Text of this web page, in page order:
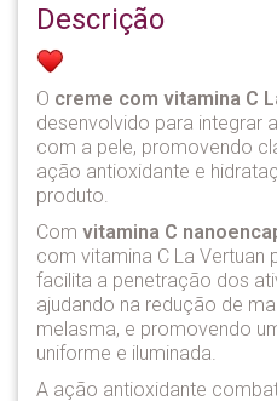
Descrição
O creme com vitamina C
desenvolvido para integrar
com a pele, promovendo
ação antioxidante e
produto.
Com vitamina C
com vitamina C La Vertuan
facilita a penetração dos
ajudando na redução de
melasma, e promovendo
uniforme e iluminada.
A ação antioxidante